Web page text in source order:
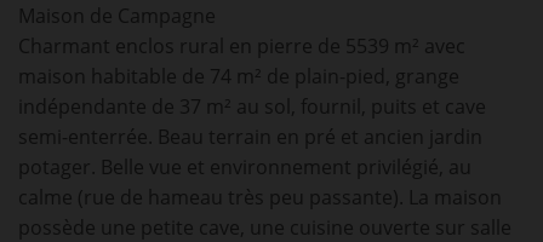
Maison de Campagne
Charmant enclos rural en pierre de 5539 m² avec
maison habitable de 74 m² de plain-pied, grange
indépendante de 37 m² au sol, fournil, puits et cave
semi-enterrée. Beau terrain en pré et ancien jardin
potager. Belle vue et environnement privilégié, au
calme (rue de hameau très peu passante). La maison
possède une petite cave, une cuisine ouverte sur salle